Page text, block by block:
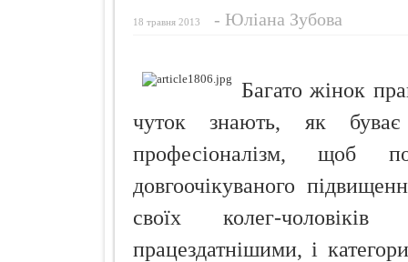
Шість
18 травня 2013 - Юлiана Зубова
Багато жінок
чуток знають, як
професіоналізм, щоб
довгоочікуваного
своїх колег-чоловіків
працездатнішими, і